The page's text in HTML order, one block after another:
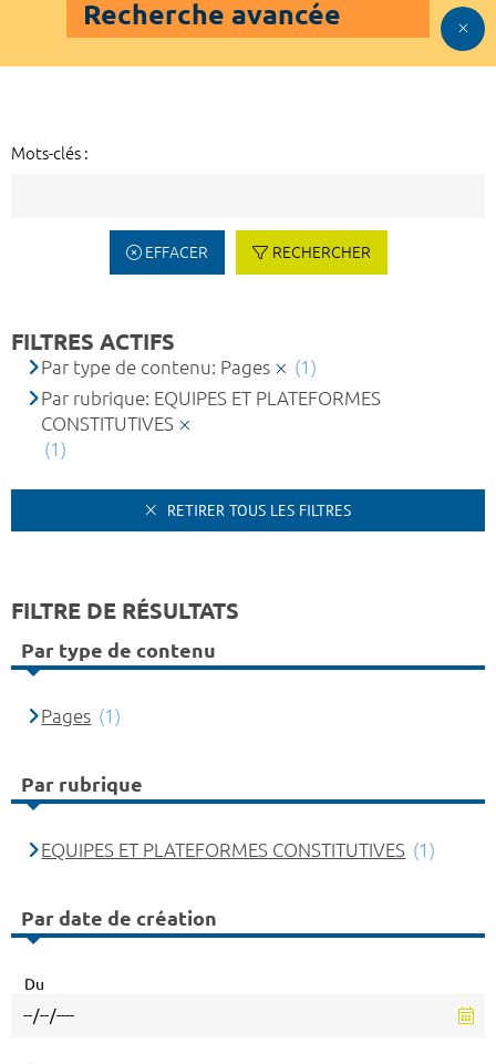
Recherche avancée
Mots-clés :
EFFACER RECHERCHER
FILTRES ACTIFS
Par type de contenu: Pages
(1)
Par rubrique: EQUIPES ET PLATEFORMES
CONSTITUTIVES
(1)
RETIRER TOUS LES FILTRES
FILTRE DE RÉSULTATS
Par type de contenu
Pages (1)
Par rubrique
EQUIPES ET PLATEFORMES CONSTITUTIVES (1)
Par date de création
Du